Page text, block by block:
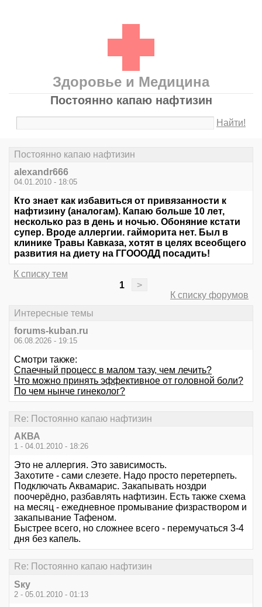
Здоровье и Медицина
Постоянно капаю нафтизин
Найти!
Постоянно капаю нафтизин
alexandr666
04.01.2010 - 18:05
Кто знает как избавиться от привязанности к
нафтизину (аналогам). Капаю больше 10 лет,
несколько раз в день и ночью. Обоняние кстати
супер. Вроде аллергии. гайморита нет. Был в
клинике Травы Кавказа, хотят в целях всеобщего
развития на диету на ГГОООДД посадить!
К списку тем
1
>
К списку форумов
Интересные темы
forums-kuban.ru
06.08.2026 - 19:15
Смотри также:
Спаечный процесс в малом тазу, чем лечить?
Что можно принять эффективное от головной боли?
По чем нынче гинеколог?
Re: Постоянно капаю нафтизин
АКВА
1 - 04.01.2010 - 18:26
Это не аллергия. Это зависимость.
Захотите - сами слезете. Надо просто перетерпеть.
Подключать Аквамарис. Закапывать ноздри
поочерёдно, разбавлять нафтизин. Есть также схема
на месяц - ежедневное промывание физраствором и
закапывание Тафеном.
Быстрее всего, но сложнее всего - перемучаться 3-4
дня без капель.
Re: Постоянно капаю нафтизин
Sку
2 - 05.01.2010 - 01:13